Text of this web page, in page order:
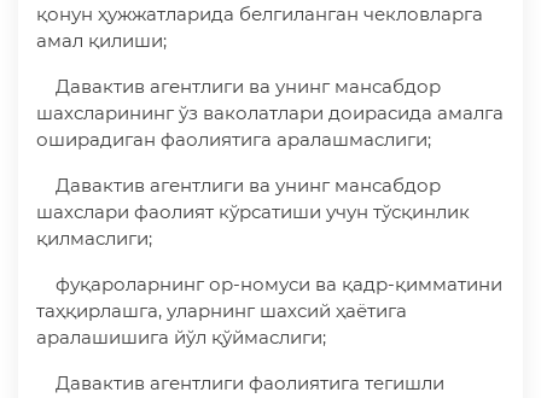
қонун ҳужжатларида белгиланган чекловларга
амал қилиши;
Давактив агентлиги ва унинг мансабдор
шахсларининг ўз ваколатлари доирасида амалга
оширадиган фаолиятига аралашмаслиги;
Давактив агентлиги ва унинг мансабдор
шахслари фаолият кўрсатиши учун тўсқинлик
қилмаслиги;
фуқароларнинг ор-номуси ва қадр-қимматини
таҳқирлашга, уларнинг шахсий ҳаётига
аралашишига йўл қўймаслиги;
Давактив агентлиги фаолиятига тегишли